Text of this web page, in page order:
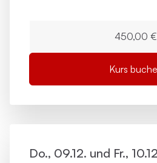
450,00 €
Kurs
Do., 09.12. und Fr.,